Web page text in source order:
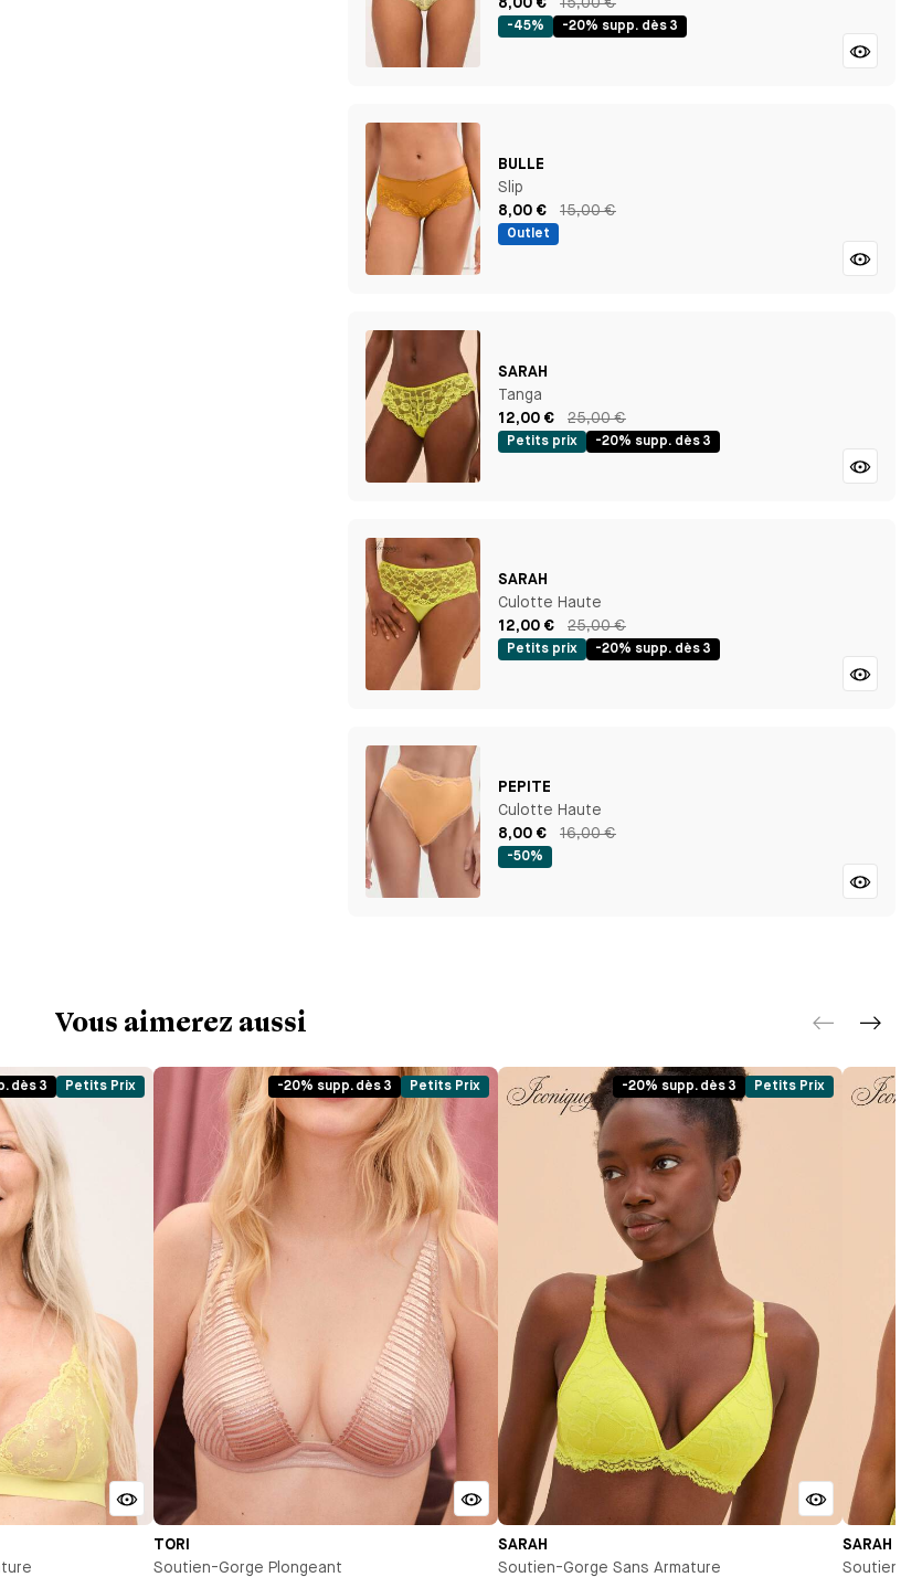
-45% -20% supp. dès 3
BULLE
Slip
8,00 €
15,00 €
Outlet
SARAH
Tanga
12,00 €
25,00 €
Petits prix -20% supp. dès 3
SARAH
Culotte Haute
12,00 €
25,00 €
Petits prix -20% supp. dès 3
PEPITE
Culotte Haute
8,00 €
16,00 €
-50%
Vous aimerez aussi
dès 3 Petits Prix -20% supp. dès 3 Petits Prix
TORI
Soutien-Gorge Plongeant
-20% supp. dès 3 Petits Prix
SARAH
Soutien-Gorge Sans Armature
SARAH
Soutien-